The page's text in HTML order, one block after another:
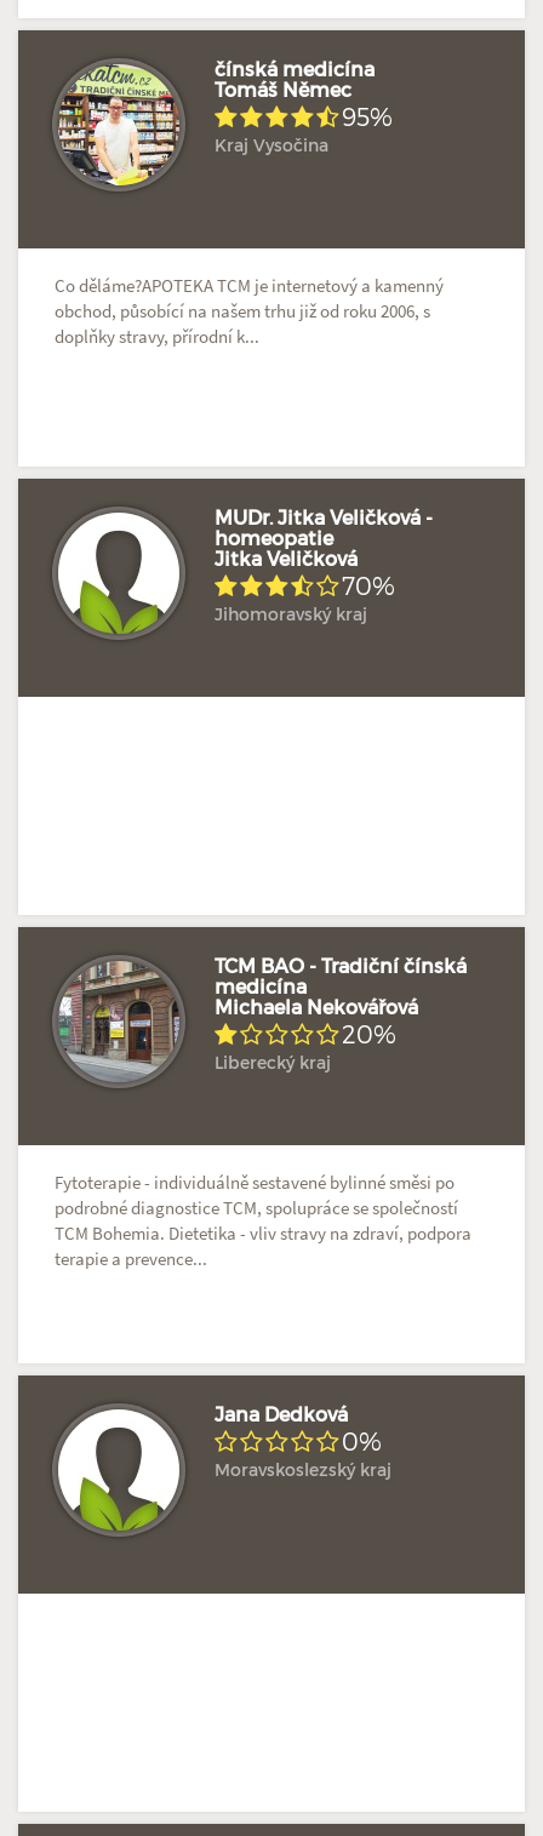
čínská medicína
Tomáš Němec
95%
Kraj Vysočina
Co děláme?APOTEKA TCM je internetový a kamenný
obchod, působící na našem trhu již od roku 2006, s
doplňky stravy, přírodní k...
MUDr. Jitka Veličková -
homeopatie
Jitka Veličková
70%
Jihomoravský kraj
TCM BAO - Tradiční čínská
medicína
Michaela Nekovářová
20%
Liberecký kraj
Fytoterapie - individuálně sestavené bylinné směsi po
podrobné diagnostice TCM, spolupráce se společností
TCM Bohemia. Dietetika - vliv stravy na zdraví, podpora
terapie a prevence...
Hodnoceno: 2× Profil terapeuta
Jana Dedková
0%
Moravskoslezský kraj
Doposud žádné hodnocení Profil terapeuta
Doposud žádné hodnocení Profil terapeuta
Doposud žádné hodnocení Profil terapeuta